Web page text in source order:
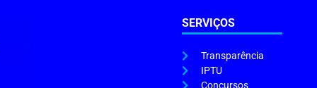
SERVIÇOS
Transparência
IPTU
Concursos